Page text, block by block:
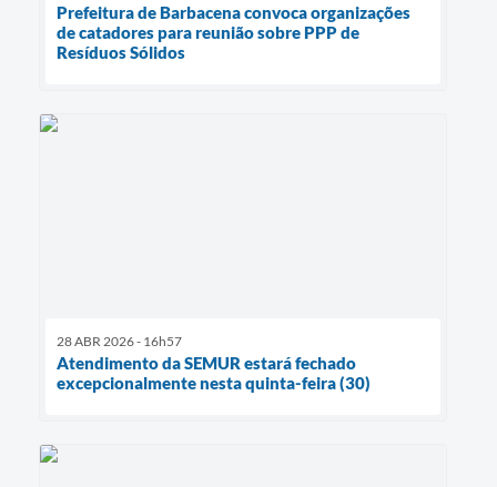
Prefeitura de Barbacena convoca organizações
de catadores para reunião sobre PPP de
Resíduos Sólidos
28 ABR 2026 - 16h57
Atendimento da SEMUR estará fechado
excepcionalmente nesta quinta-feira (30)